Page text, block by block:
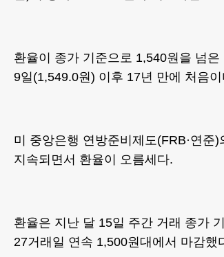
환율이 종가 기준으로 1,540원을 넘
9일(1,549.0원) 이후 17년 만에 처음이
미 중앙은행 연방준비제도(FRB·연준
지속되면서 환율이 오름세다.
환율은 지난 달 15일 주간 거래 종가
27거래일 연속 1,500원대에서 마감했